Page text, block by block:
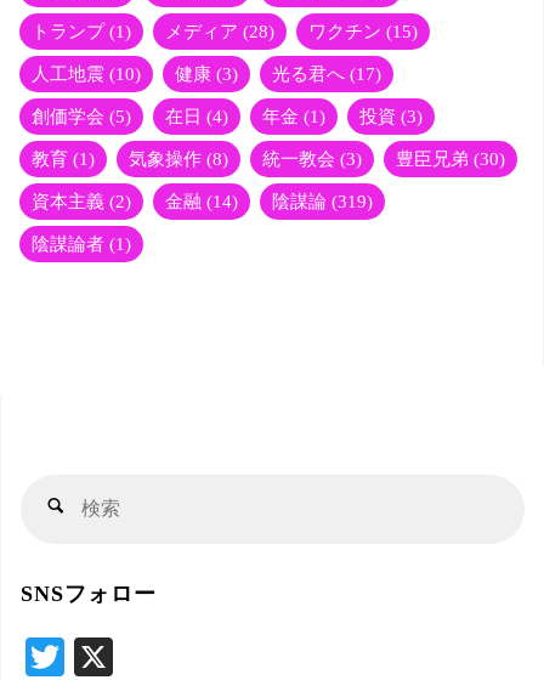
トランプ(1) メディア (28) ワクチン (15)
人工地震 (10) 健康 (3) 光る君へ (17)
創価学会 (5) 在日 (4) 年金 (1) 投資 (3)
教育 (1) 気象操作 (8) 統一教会 (3) 豊臣兄弟 (30)
資本主義 (2) 金融 (14) 陰謀論 (319)
陰謀論者 (1)
検
SNSフォロー
T